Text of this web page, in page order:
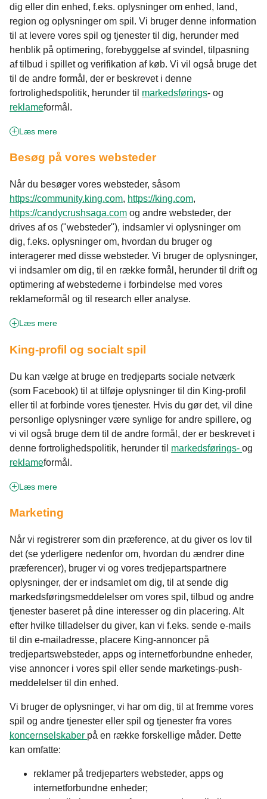
dig eller din enhed, f.eks. oplysninger om enhed, land,
region og oplysninger om spil. Vi bruger denne information
til at levere vores spil og tjenester til dig, herunder med
henblik på optimering, forebyggelse af svindel, tilpasning
af tilbud i spillet og verifikation af køb. Vi vil også bruge det
til de andre formål, der er beskrevet i denne
fortrolighedspolitik, herunder til markedsførings- og
reklameformål.
Læs mere
Besøg på vores websteder
Når du besøger vores websteder, såsom
https://community.king.com, https://king.com,
https://candycrushsaga.com og andre websteder, der
drives af os ("websteder"), indsamler vi oplysninger om
dig, f.eks. oplysninger om, hvordan du bruger og
interagerer med disse websteder. Vi bruger de oplysninger,
vi indsamler om dig, til en række formål, herunder til drift og
optimering af webstederne i forbindelse med vores
reklameformål og til research eller analyse.
Læs mere
King-profil og socialt spil
Du kan vælge at bruge en tredjeparts sociale netværk
(som Facebook) til at tilføje oplysninger til din King-profil
eller til at forbinde vores tjenester. Hvis du gør det, vil dine
personlige oplysninger være synlige for andre spillere, og
vi vil også bruge dem til de andre formål, der er beskrevet i
denne fortrolighedspolitik, herunder til markedsførings- og
reklameformål.
Læs mere
Marketing
Når vi registrerer som din præference, at du giver os lov til
det (se yderligere nedenfor om, hvordan du ændrer dine
præferencer), bruger vi og vores tredjepartspartnere
oplysninger, der er indsamlet om dig, til at sende dig
markedsføringsmeddelelser om vores spil, tilbud og andre
tjenester baseret på dine interesser og din placering. Alt
efter hvilke tilladelser du giver, kan vi f.eks. sende e-mails
til din e-mailadresse, placere King-annoncer på
tredjepartswebsteder, apps og internetforbundne enheder,
vise annoncer i vores spil eller sende marketings-push-
meddelelser til din enhed.
Vi bruger de oplysninger, vi har om dig, til at fremme vores
spil og andre tjenester eller spil og tjenester fra vores
koncernselskaber på en række forskellige måder. Dette
kan omfatte:
reklamer på tredjeparters websteder, apps og
internetforbundne enheder;